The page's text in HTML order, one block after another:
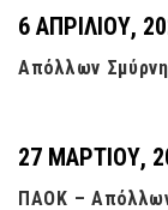
6 ΑΠΡΙΛΊΟΥ,
Απόλλων
27 ΜΑΡΤΊΟΥ,
ΠΑΟΚ –